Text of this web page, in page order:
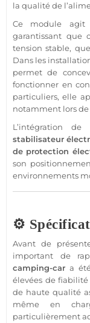
la qualité de l’
Ce module agit
garantissant que
tension stable,
Dans les
permet de
fonctionner en
particuliers, elle
notamment lors de
L’intégration
stabilisateur
de protection
son
environnements
⚙️
Avant de
important de
camping-car a
élevées de
de haute qualité
même en
particulièrement